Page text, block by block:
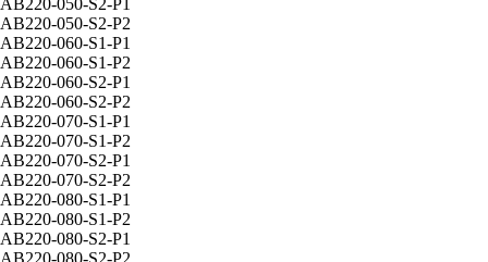
AB220-050-S2-P1
AB220-050-S2-P2
AB220-060-S1-P1
AB220-060-S1-P2
AB220-060-S2-P1
AB220-060-S2-P2
AB220-070-S1-P1
AB220-070-S1-P2
AB220-070-S2-P1
AB220-070-S2-P2
AB220-080-S1-P1
AB220-080-S1-P2
AB220-080-S2-P1
AB220-080-S2-P2